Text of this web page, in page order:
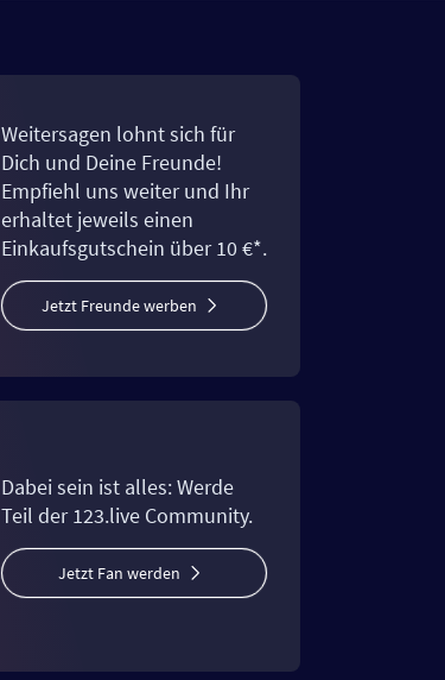
Weitersagen lohnt sich für
Dich und Deine Freunde!
Empfiehl uns weiter und Ihr
erhaltet jeweils einen
Einkaufsgutschein über 10 €*.
Jetzt Freunde werben
Dabei sein ist alles: Werde
Teil der 123.live Community.
Jetzt Fan werden